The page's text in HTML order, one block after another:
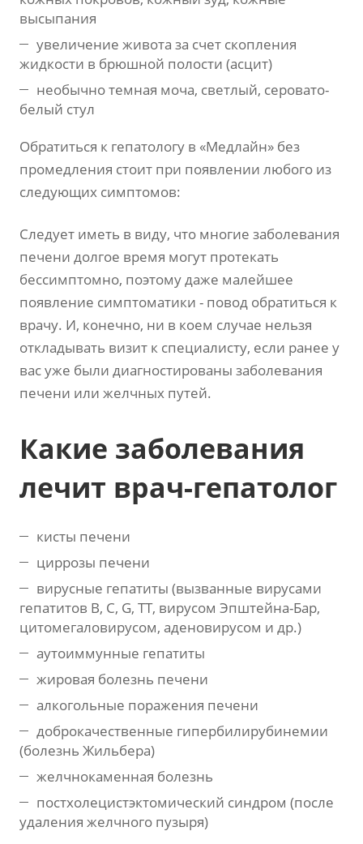
высыпания
увеличение живота за счет скопления
жидкости в брюшной полости (асцит)
необычно темная моча, светлый, серовато-
белый стул
Обратиться к гепатологу в «Медлайн» без
промедления стоит при появлении любого из
следующих симптомов:
Следует иметь в виду, что многие заболевания
печени долгое время могут протекать
бессимптомно, поэтому даже малейшее
появление симптоматики - повод обратиться к
врачу. И, конечно, ни в коем случае нельзя
откладывать визит к специалисту, если ранее у
вас уже были диагностированы заболевания
печени или желчных путей.
Какие заболевания
лечит врач-гепатолог
кисты печени
циррозы печени
вирусные гепатиты (вызванные вирусами
гепатитов B, C, G, TT, вирусом Эпштейна-Бар,
цитомегаловирусом, аденовирусом и др.)
аутоиммунные гепатиты
жировая болезнь печени
алкогольные поражения печени
доброкачественные гипербилирубинемии
(болезнь Жильбера)
желчнокаменная болезнь
постхолецистэктомический синдром (после
удаления желчного пузыря)